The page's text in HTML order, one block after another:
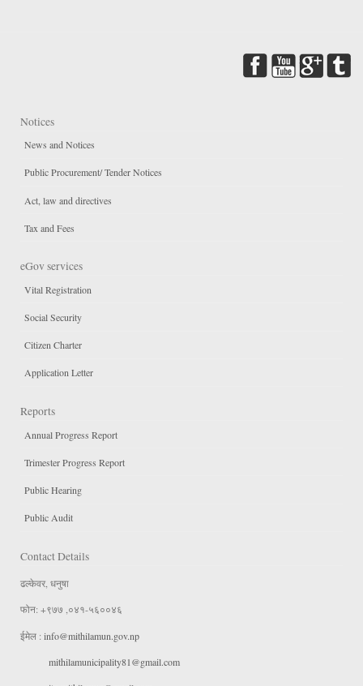
Notices
News and Notices
Public Procurement/ Tender Notices
Act, law and directives
Tax and Fees
eGov services
Vital Registration
Social Security
Citizen Charter
Application Letter
Reports
Annual Progress Report
Trimester Progress Report
Public Hearing
Public Audit
Contact Details
ढल्केवर, धनुषा
फोन: +९७७ ,०४१-५६००४६
ईमेल : info@mithilamun.gov.np
mithilamunicipality81@gmail.com